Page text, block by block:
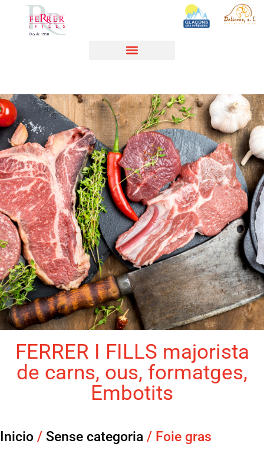
FERRER I FILLS majorista
de carns, ous, formatges,
Embotits
Inicio / Sense categoria / Foie gras